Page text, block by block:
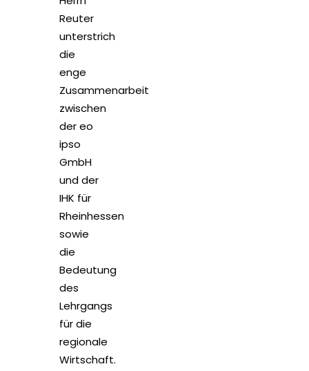
Reuter
unterstrich
die
enge
Zusammenarbeit
zwischen
der eo
ipso
GmbH
und der
IHK für
Rheinhessen
sowie
die
Bedeutung
des
Lehrgangs
für die
regionale
Wirtschaft.